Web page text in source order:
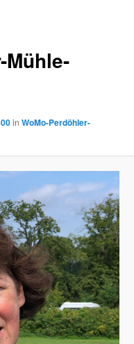
Mühle-
inWoMo-Perdöhler-